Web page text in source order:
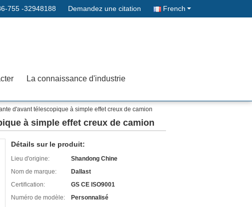
755 -32948188 Demandez une citation French
La connaissance d'industrie
d'avant télescopique à simple effet creux de camion
à simple effet creux de camion
Détails sur le produit:
Lieu d'origine:
Shandong Chine
Nom de marque:
Dallast
Certification:
GS CE ISO9001
Numéro de modèle:
Personnalisé